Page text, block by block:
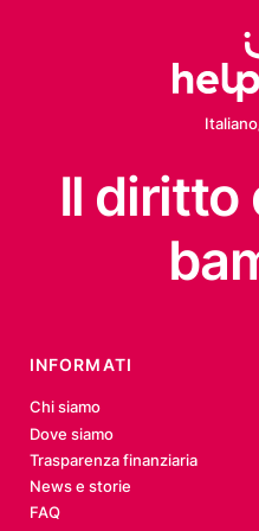
Italiano
Il diritto
INFORMATI
Chi siamo
Dove siamo
Trasparenza finanziaria
News e storie
FAQ